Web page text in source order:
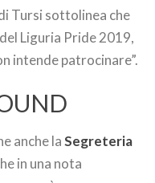
Tursi sottolinea che
Liguria Pride 2019,
intende patrocinare”.
anche laSegreteria
in una nota